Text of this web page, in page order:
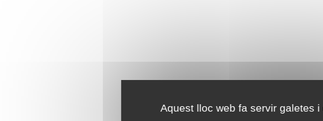
Aquest lloc web fa servir galetes